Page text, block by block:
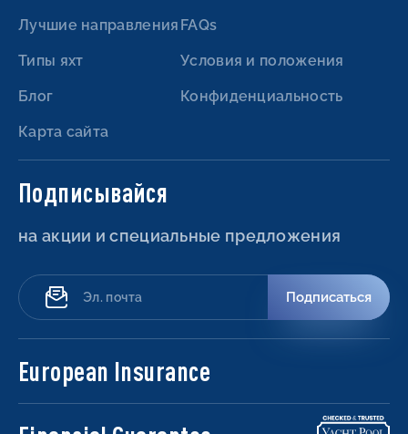
Лучшие направления
Типы яхт
Блог
Карта сайта
FAQs
Условия и положения
Конфиденциальность
Подписывайся
на акции и специальные предложения
Подписаться
European Insurance